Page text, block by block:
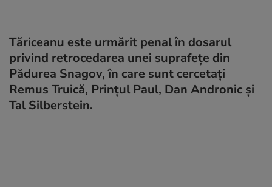
Tăriceanu este urmărit penal în dosarul
privind retrocedarea unei suprafeţe din
Pădurea Snagov, în care sunt cercetaţi
Remus Truică, Prinţul Paul, Dan Andronic şi
Tal Silberstein.